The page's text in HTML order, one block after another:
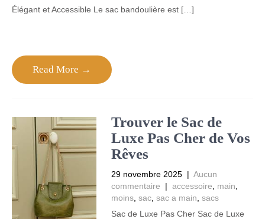
Élégant et Accessible Le sac bandoulière est […]
Read More →
Trouver le Sac de
Luxe Pas Cher de Vos
Rêves
29 novembre 2025 | Aucun
commentaire
| accessoire main
moins, sac, sac a main sacs
Sac de Luxe Pas Cher Sac de Luxe